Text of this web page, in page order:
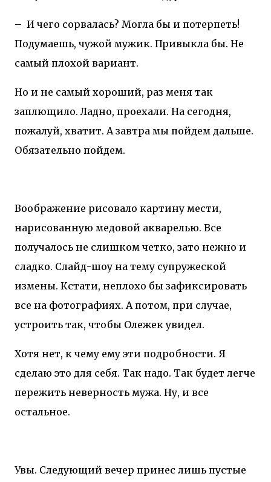
– И чего сорвалась? Могла бы и потерпеть!
Подумаешь, чужой мужик. Привыкла бы. Не
самый плохой вариант.
Но и не самый хороший, раз меня так
заплющило. Ладно, проехали. На сегодня,
пожалуй, хватит. А завтра мы пойдем дальше.
Обязательно пойдем.
Воображение рисовало картину мести,
нарисованную медовой акварелью. Все
получалось не слишком четко, зато нежно и
сладко. Слайд-шоу на тему супружеской
измены. Кстати, неплохо бы зафиксировать
все на фотографиях. А потом, при случае,
устроить так, чтобы Олежек увидел.
Хотя нет, к чему ему эти подробности. Я
сделаю это для себя. Так надо. Так будет легче
пережить неверность мужа. Ну, и все
остальное.
Увы. Следующий вечер принес лишь пустые